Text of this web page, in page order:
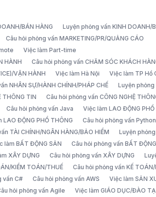
BÁN HÀNG Luyện phỏng vấn KINH DOANH/
Câu hỏi phỏng vấn MARKETING/PR/QUẢNG CÁO
Việc làm Part-time
HÀNH
Câu hỏi phỏng vấn CHĂM SÓC KHÁCH
VẬN HÀNH
Việc làm Hà Nội
Việc làm TP Hồ
NHÂN SỰ/HÀNH CHÍNH/PHÁP CHẾ
Luyện phỏng
THÔNG TIN
Câu hỏi phỏng vấn CÔNG NGHỆ
Câu hỏi phỏng vấn Java
Việc làm LAO ĐỘNG PHỔ
LAO ĐỘNG PHỔ THÔNG Câu hỏi phỏng vấn Python
TÀI CHÍNH/NGÂN HÀNG/BẢO HIỂM
Luyện
làm BẤT ĐỘNG SẢN Câu hỏi phỏng vấn BẤT
XÂY DỰNG Câu hỏi phỏng vấn XÂY DỰNG
KIỂM TOÁN/THUẾ
Câu hỏi phỏng vấn KẾ
vấn C# Câu hỏi phỏng vấn AWS Việc làm SẢN
hỏi phỏng vấn Agile Việc làm GIÁO DỤC/ĐÀO